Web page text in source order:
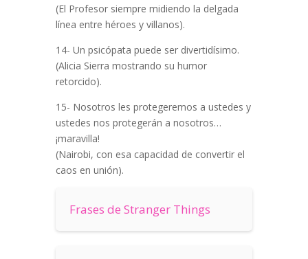
(El Profesor siempre midiendo la delgada
línea entre héroes y villanos).
14- Un psicópata puede ser divertidísimo.
(Alicia Sierra mostrando su humor
retorcido).
15- Nosotros les protegeremos a ustedes y
ustedes nos protegerán a nosotros…
¡maravilla!
(Nairobi, con esa capacidad de convertir el
caos en unión).
Frases de Stranger Things